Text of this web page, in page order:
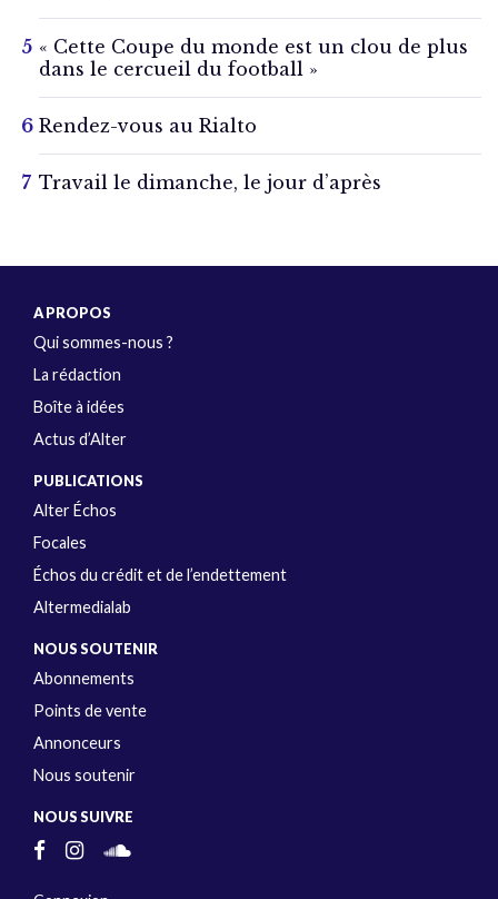
« Cette Coupe du monde est un clou de plus
dans le cercueil du football »
Rendez-vous au Rialto
Travail le dimanche, le jour d’après
A PROPOS
Qui sommes-nous ?
La rédaction
Boîte à idées
Actus d’Alter
PUBLICATIONS
Alter Échos
Focales
Échos du crédit et de l’endettement
Altermedialab
NOUS SOUTENIR
Abonnements
Points de vente
Annonceurs
Nous soutenir
NOUS SUIVRE